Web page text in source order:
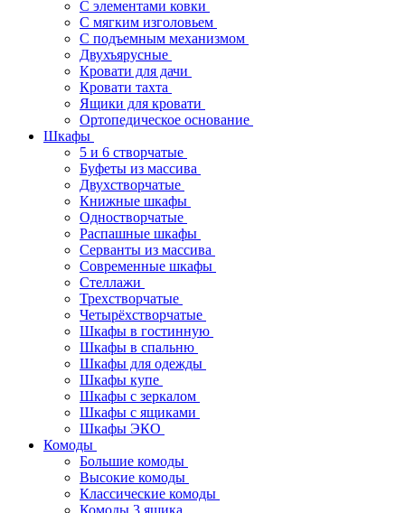
С элементами ковки
С мягким изголовьем
С подъемным механизмом
Двухъярусные
Кровати для дачи
Кровати тахта
Ящики для кровати
Ортопедическое основание
Шкафы
5 и 6 створчатые
Буфеты из массива
Двухстворчатые
Книжные шкафы
Одностворчатые
Распашные шкафы
Серванты из массива
Современные шкафы
Стеллажи
Трехстворчатые
Четырёхстворчатые
Шкафы в гостинную
Шкафы в спальню
Шкафы для одежды
Шкафы купе
Шкафы с зеркалом
Шкафы с ящиками
Шкафы ЭКО
Комоды
Большие комоды
Высокие комоды
Классические комоды